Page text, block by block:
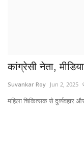
कांग्रेसी नेता,
Suvankar Roy Jun 2, 2025
महिला चिकित्सक से दुर्व्यवहार